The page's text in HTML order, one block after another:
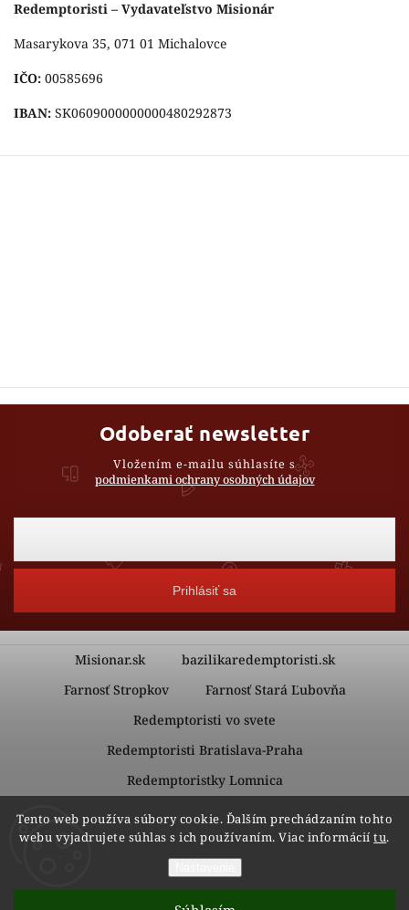
Tento web používa súbory cookie. Ďalším prechádzaním tohto
webu vyjadrujete súhlas s ich používaním. Viac informáciítu.
Redemptoristi – Vydavateľstvo Misionár
Masarykova 35, 071 01 Michalovce
IČO: 00585696
IBAN: SK0609000000000480292873
Odoberať newsletter
Vložením e-mailu súhlasíte s
podmienkami ochrany osobných údajov
Prihlásiť sa
Misionar.sk
bazilikaredemptoristi.sk
Farnosť Stropkov
Farnosť Stará Ľubovňa
Redemptoristi vo svete
Redemptoristi Bratislava-Praha
Redemptoristky Lomnica
Redemptoristky Kežmarok
Redemptoristi – Vydavateľstvo Misionár
Všetky práva vyhradené.